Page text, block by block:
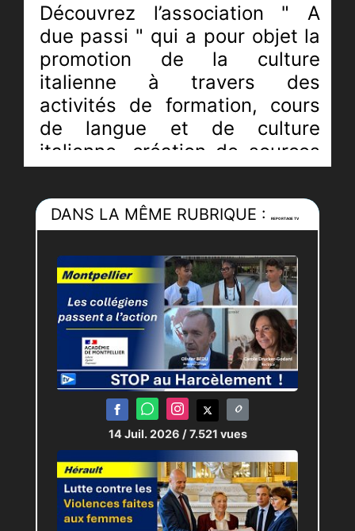
Découvrez l’association " A
due passi " qui a pour objet la
promotion de la culture
italienne à travers des
activités de formation, cours
de langue et de culture
italienne, création de sources
d’information pour les
ressortissants italiens,
organisation de sorties,
activités diverses liées à
l’italianité.
Rencontre avec Simona MIGLIETTA et
Antonella PELA.
Si vous souhaitez participer à la vie
sociale de la ville de Montpellier, vous
pouvez consulter toutes les informations
sur l’ensemble des associations sur :
https://antigonedesassociations.montpellier.fr/
Journaliste :Pierric-Joël LOUBAT
DANS LA MÊME RUBRIQUE :REPORTAGE TV
14 Juil. 2026 / 7.521 vues